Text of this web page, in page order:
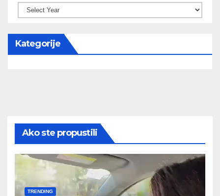
Kategorije
Ako ste propustili
TRENDING